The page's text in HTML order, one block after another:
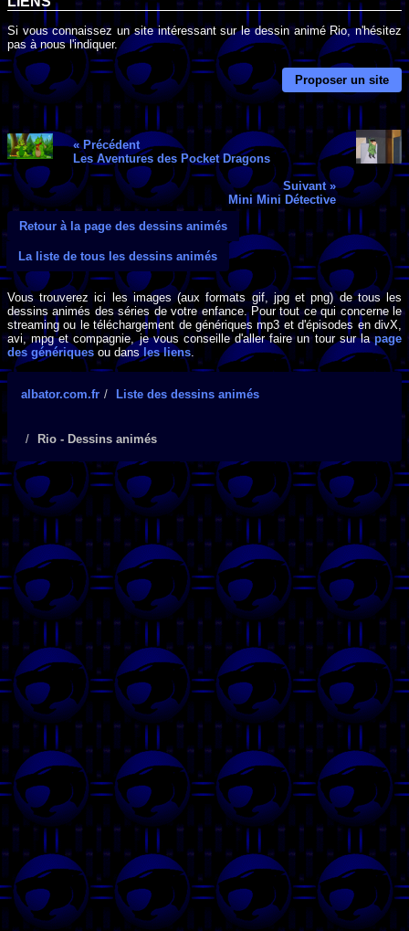
Si vous connaissez un site intéressant sur le dessin animé Rio, n'hésitez
pas à nous l'indiquer.
Proposer un site
« Précédent
Les Aventures des Pocket Dragons
Suivant »
Mini Mini Détective
Retour à la page des dessins animés
La liste de tous les dessins animés
Vous trouverez ici les images (aux formats gif, jpg et png) de tous les
dessins animés des séries de votre enfance. Pour tout ce qui concerne le
streaming ou le téléchargement de génériques mp3 et d'épisodes en divX,
avi, mpg et compagnie, je vous conseille d'aller faire un tour sur lapage
des génériques ou dansles liens.
albator.com.fr Liste des dessins animés
Rio - Dessins animés